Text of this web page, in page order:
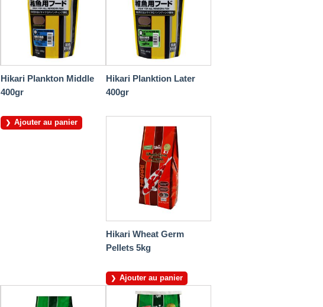
Hikari Plankton Middle
400gr
Ajouter au panier
Hikari Planktion Later
400gr
Hikari Wheat Germ
Pellets 5kg
Ajouter au panier